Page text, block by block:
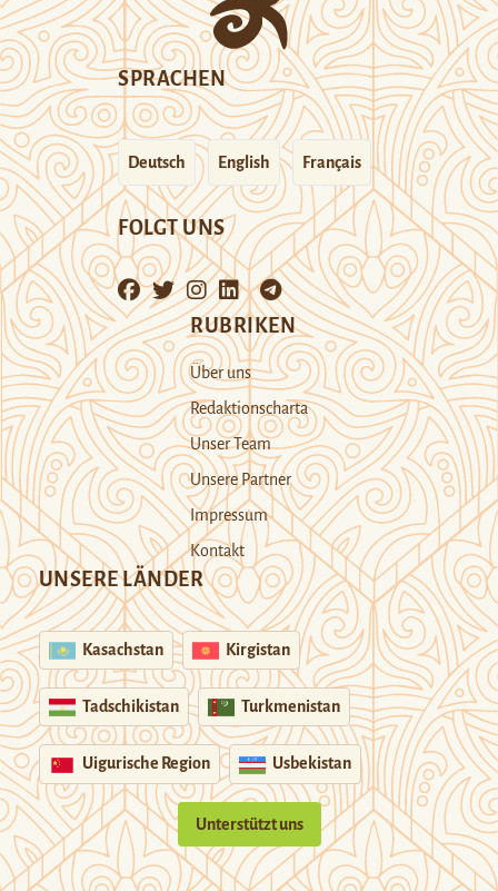
SPRACHEN
Deutsch English Français
FOLGT UNS
RUBRIKEN
Über uns
Redaktionscharta
Unser Team
Unsere Partner
Impressum
Kontakt
UNSERE LÄNDER
Kasachstan Kirgistan
Tadschikistan Turkmenistan
Uigurische Region Usbekistan
Unterstützt uns